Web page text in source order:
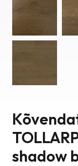
shadow